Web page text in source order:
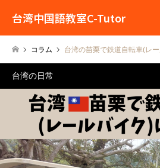
台湾中国語教室C-Tutor
コラム 台湾の苗栗で鉄道自転車(レ
台湾の日常